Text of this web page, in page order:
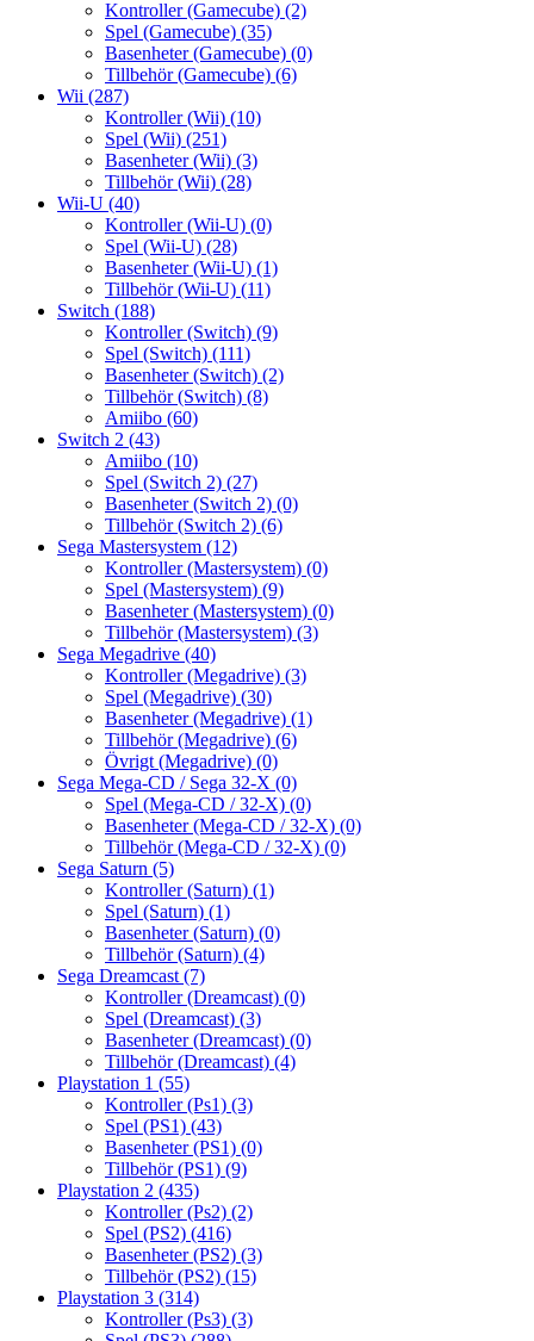
Kontroller (Gamecube) (2)
Spel (Gamecube) (35)
Basenheter (Gamecube) (0)
Tillbehör (Gamecube) (6)
Wii (287)
Kontroller (Wii) (10)
Spel (Wii) (251)
Basenheter (Wii) (3)
Tillbehör (Wii) (28)
Wii-U (40)
Kontroller (Wii-U) (0)
Spel (Wii-U) (28)
Basenheter (Wii-U) (1)
Tillbehör (Wii-U) (11)
Switch (188)
Kontroller (Switch) (9)
Spel (Switch) (111)
Basenheter (Switch) (2)
Tillbehör (Switch) (8)
Amiibo (60)
Switch 2 (43)
Amiibo (10)
Spel (Switch 2) (27)
Basenheter (Switch 2) (0)
Tillbehör (Switch 2) (6)
Sega Mastersystem (12)
Kontroller (Mastersystem) (0)
Spel (Mastersystem) (9)
Basenheter (Mastersystem) (0)
Tillbehör (Mastersystem) (3)
Sega Megadrive (40)
Kontroller (Megadrive) (3)
Spel (Megadrive) (30)
Basenheter (Megadrive) (1)
Tillbehör (Megadrive) (6)
Övrigt (Megadrive) (0)
Sega Mega-CD / Sega 32-X (0)
Spel (Mega-CD / 32-X) (0)
Basenheter (Mega-CD / 32-X) (0)
Tillbehör (Mega-CD / 32-X) (0)
Sega Saturn (5)
Kontroller (Saturn) (1)
Spel (Saturn) (1)
Basenheter (Saturn) (0)
Tillbehör (Saturn) (4)
Sega Dreamcast (7)
Kontroller (Dreamcast) (0)
Spel (Dreamcast) (3)
Basenheter (Dreamcast) (0)
Tillbehör (Dreamcast) (4)
Playstation 1 (55)
Kontroller (Ps1) (3)
Spel (PS1) (43)
Basenheter (PS1) (0)
Tillbehör (PS1) (9)
Playstation 2 (435)
Kontroller (Ps2) (2)
Spel (PS2) (416)
Basenheter (PS2) (3)
Tillbehör (PS2) (15)
Playstation 3 (314)
Kontroller (Ps3) (3)